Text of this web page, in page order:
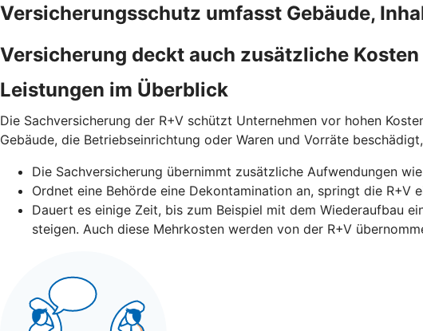
Versicherungsschutz umfasst Gebäude,
Versicherung deckt auch zusätzliche
Leistungen im Überblick
Die Sachversicherung der R+V schützt Unternehmen vor hohen
Gebäude, die Betriebseinrichtung oder Waren und Vorräte
Die Sachversicherung übernimmt zusätzliche Aufwendungen
Ordnet eine Behörde eine Dekontamination an, springt die R+V
Dauert es einige Zeit, bis zum Beispiel mit dem Wiederaufbau
steigen. Auch diese Mehrkosten werden von der R+V